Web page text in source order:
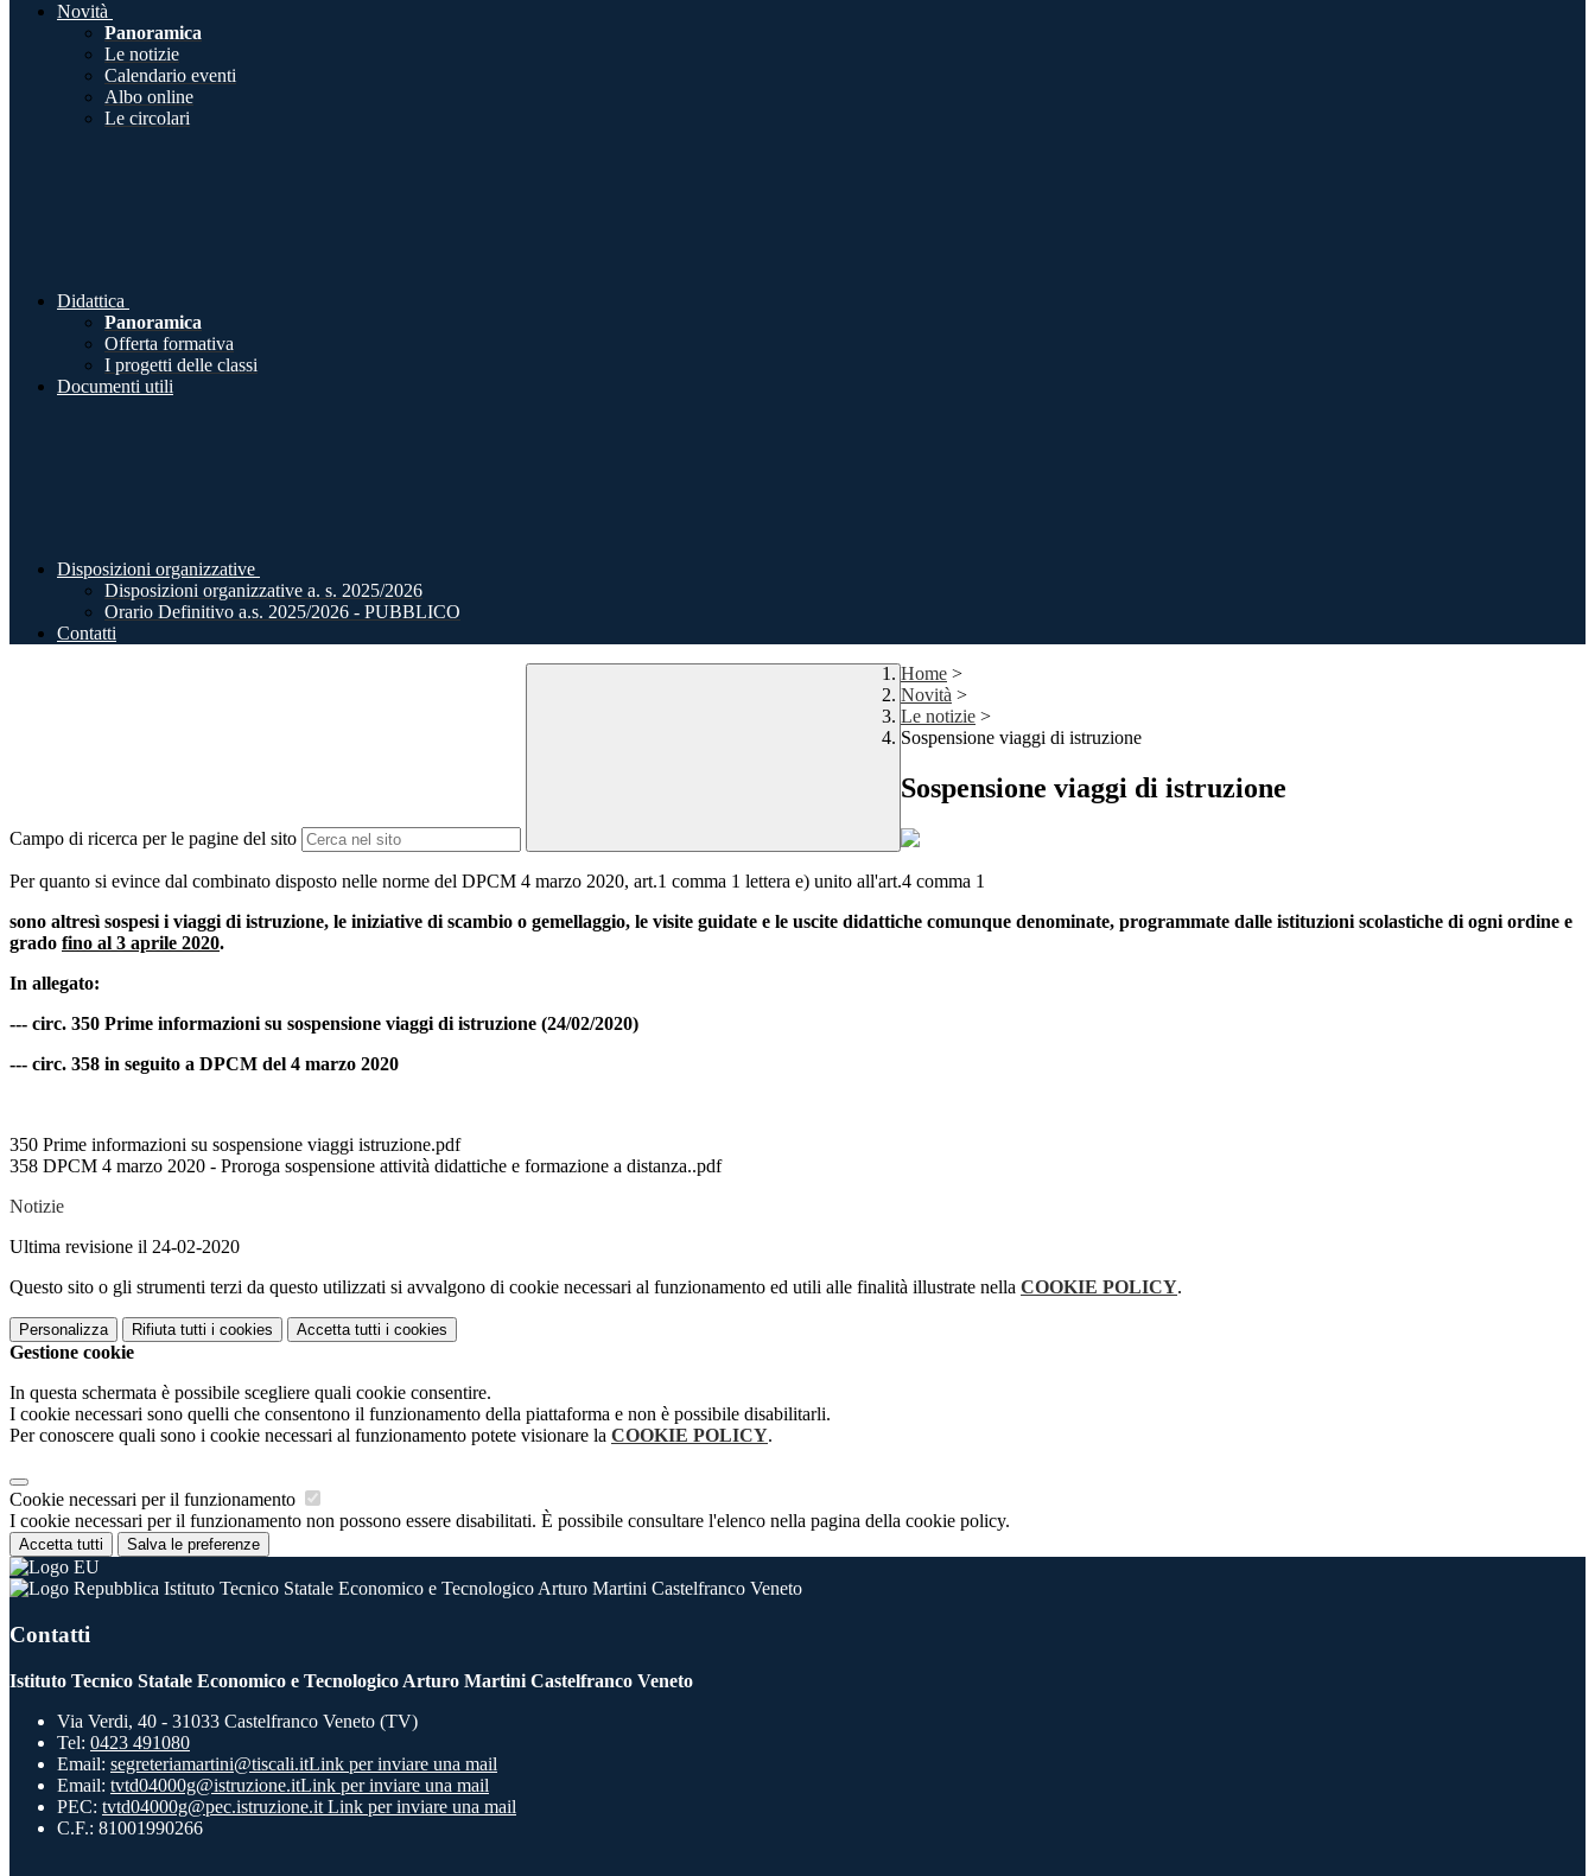
Novità
Panoramica
Le notizie
Calendario eventi
Albo online
Le circolari
Didattica
Panoramica
Offerta formativa
I progetti delle classi
Documenti utili
Disposizioni organizzative
Disposizioni organizzative a. s. 2025/2026
Orario Definitivo a.s. 2025/2026 - PUBBLICO
Contatti
Campo di ricerca per le pagine del sito
Home >
Novità >
Le notizie >
Sospensione viaggi di istruzione
Sospensione viaggi di istruzione
Per quanto si evince dal combinato disposto nelle norme del DPCM 4 marzo 2020, art.1 comma 1 lettera e) unito all'art.4 comma 1
sono altresì sospesi i viaggi di istruzione, le iniziative di scambio o gemellaggio, le visite guidate e le uscite didattiche comunque denominate, programmate dalle istituzioni scolastiche di ogni ordine e
grado fino al 3 aprile 2020.
In allegato:
--- circ. 350 Prime informazioni su sospensione viaggi di istruzione (24/02/2020)
--- circ. 358 in seguito a DPCM del 4 marzo 2020
350 Prime informazioni su sospensione viaggi istruzione.pdf
358 DPCM 4 marzo 2020 - Proroga sospensione attività didattiche e formazione a distanza..pdf
Notizie
Ultima revisione il 24-02-2020
Questo sito o gli strumenti terzi da questo utilizzati si avvalgono di cookie necessari al funzionamento ed utili alle finalità illustrate nella COOKIE POLICY.
Personalizza Rifiuta tutti i cookies Accetta tutti i cookies
Gestione cookie
In questa schermata è possibile scegliere quali cookie consentire.
I cookie necessari sono quelli che consentono il funzionamento della piattaforma e non è possibile disabilitarli.
Per conoscere quali sono i cookie necessari al funzionamento potete visionare la COOKIE POLICY.
Cookie necessari per il funzionamento
I cookie necessari per il funzionamento non possono essere disabilitati. È possibile consultare l'elenco nella pagina della cookie policy.
Accetta tutti Salva le preferenze
Istituto Tecnico Statale Economico e Tecnologico Arturo Martini Castelfranco Veneto
Contatti
Istituto Tecnico Statale Economico e Tecnologico Arturo Martini Castelfranco Veneto
Via Verdi, 40 - 31033 Castelfranco Veneto (TV)
Tel: 0423 491080
Email: segreteriamartini@tiscali.itLink per inviare una mail
Email: tvtd04000g@istruzione.itLink per inviare una mail
PEC: tvtd04000g@pec.istruzione.it Link per inviare una mail
C.F.: 81001990266